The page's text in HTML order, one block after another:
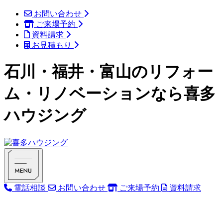
お問い合わせ
ご来場予約
資料請求
お見積もり
石川・福井・富山のリフォー
ム・リノベーションなら喜多
ハウジング
電話相談 お問い合わせ ご来場予約 資料請求